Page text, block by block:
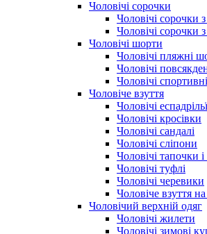
Чоловічі сорочки
Чоловічі сорочки
Чоловічі сорочки
Чоловічі шорти
Чоловічі пляжні
Чоловічі
Чоловічі
Чоловіче взуття
Чоловічі еспадрільї
Чоловічі кросівки
Чоловічі сандалі
Чоловічі сліпони
Чоловічі тапочки
Чоловічі туфлі
Чоловічі черевики
Чоловіче взуття
Чоловічий верхній одяг
Чоловічі жилети
Чоловічі зимові